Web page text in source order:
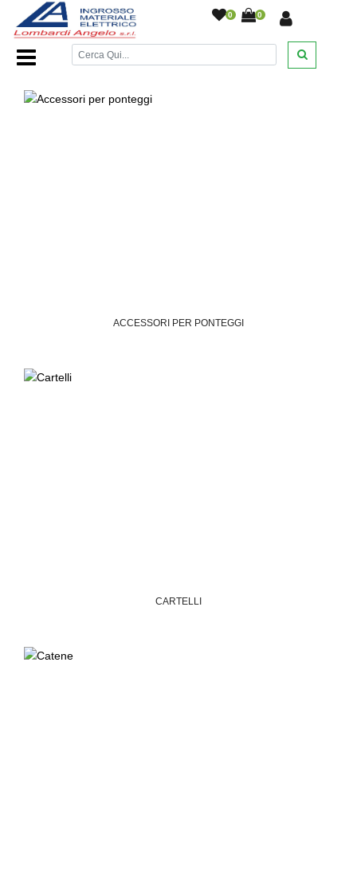
0 0
Home Page/DESANTIS///
ACCESSORI PER PONTEGGI
CARTELLI